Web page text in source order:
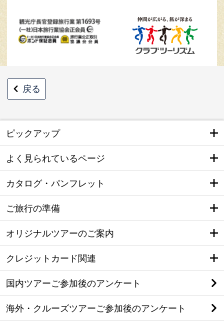
戻る
ピックアップ
よく見られているページ
カタログ・パンフレット
ご旅行の準備
オリジナルツアーのご案内
クレジットカード関連
国内ツアーご参加後のアンケート
海外・クルーズツアーご参加後のアンケート